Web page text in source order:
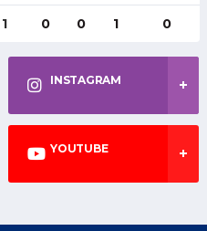
1 0 0 1 0
INSTAGRAM
YOUTUBE